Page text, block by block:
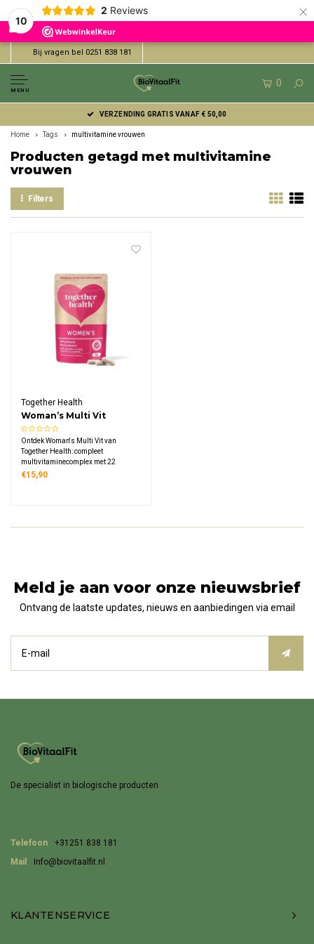
10
2 Reviews ×
Bij vragen bel 0251 838 181
MENU
0
VERZENDING GRATIS VANAF € 50,00
Home Tags multivitamine vrouwen
Producten getagd met multivitamine
vrouwen
Filters
Together Health
Woman’s Multi Vit
Ontdek Woman's Multi Vit van
Together Health: compleet
multivitaminecomplex met 22
voedingsstoffen speciaal voor
€15,90
Meld je aan voor onze nieuwsbrief
Ontvang de laatste updates, nieuws en aanbiedingen via email
De specialist in biologische producten
Telefoon
+31251 838 181
Mail
Info@biovitaalfit.nl
KLANTENSERVICE